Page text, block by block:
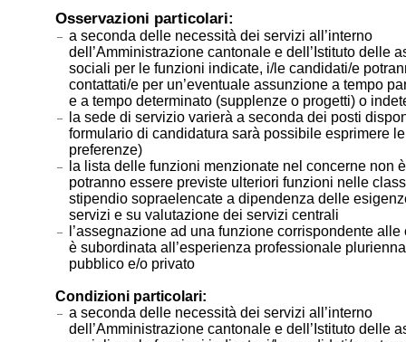
Osservazioni particolari:
a seconda delle necessità dei servizi all’interno
dell’Amministrazione cantonale e dell’Istituto delle
sociali per le funzioni indicate, i/le candidati/e
contattati/e per un’eventuale assunzione a tempo
e a tempo determinato (supplenze o progetti) o
la sede di servizio varierà a seconda dei posti
formulario di candidatura sarà possibile esprimere le
preferenze)
la lista delle funzioni menzionate nel concerne non
potranno essere previste ulteriori funzioni nelle
stipendio sopraelencate a dipendenza delle
servizi e su valutazione dei servizi centrali
l’assegnazione ad una funzione corrispondente alle
è subordinata all’esperienza professionale
pubblico e/o privato
Condizioni particolari:
a seconda delle necessità dei servizi all’interno
dell’Amministrazione cantonale e dell’Istituto delle